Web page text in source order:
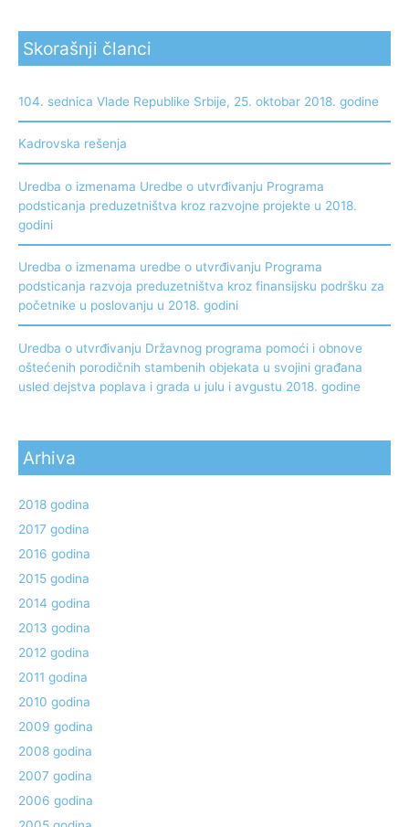
Skorašnji članci
104. sednica Vlade Republike Srbije, 25. oktobar 2018. godine
Kadrovska rešenja
Uredba o izmenama Uredbe o utvrđivanju Programa
podsticanja preduzetništva kroz razvojne projekte u 2018.
godini
Uredba o izmenama uredbe o utvrđivanju Programa
podsticanja razvoja preduzetništva kroz finansijsku podršku za
početnike u poslovanju u 2018. godini
Uredba o utvrđivanju Državnog programa pomoći i obnove
oštećenih porodičnih stambenih objekata u svojini građana
usled dejstva poplava i grada u julu i avgustu 2018. godine
Arhiva
2018 godina
2017 godina
2016 godina
2015 godina
2014 godina
2013 godina
2012 godina
2011 godina
2010 godina
2009 godina
2008 godina
2007 godina
2006 godina